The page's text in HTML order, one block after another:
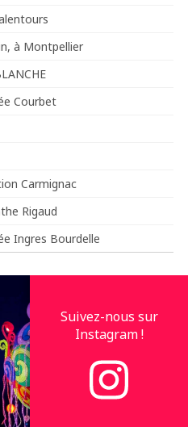
à Montpellier
Courbet
Carmignac
Rigaud
Ingres Bourdelle
Suivez-nous sur
Instagram !